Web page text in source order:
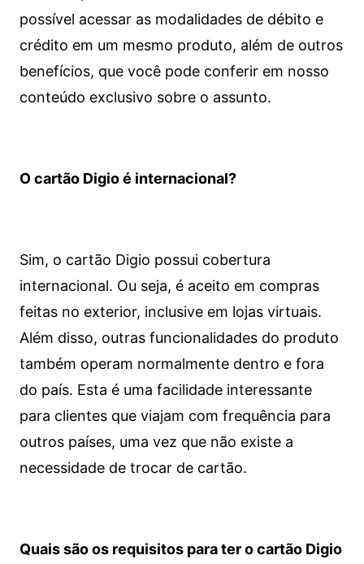
possível acessar as modalidades de débito e
crédito em um mesmo produto, além de outros
benefícios, que você pode conferir em nosso
conteúdo exclusivo sobre o assunto.
O cartão Digio é internacional?
Sim, o cartão Digio possui cobertura
internacional. Ou seja, é aceito em compras
feitas no exterior, inclusive em lojas virtuais.
Além disso, outras funcionalidades do produto
também operam normalmente dentro e fora
do país. Esta é uma facilidade interessante
para clientes que viajam com frequência para
outros países, uma vez que não existe a
necessidade de trocar de cartão.
Quais são os requisitos para ter o cartão Digio